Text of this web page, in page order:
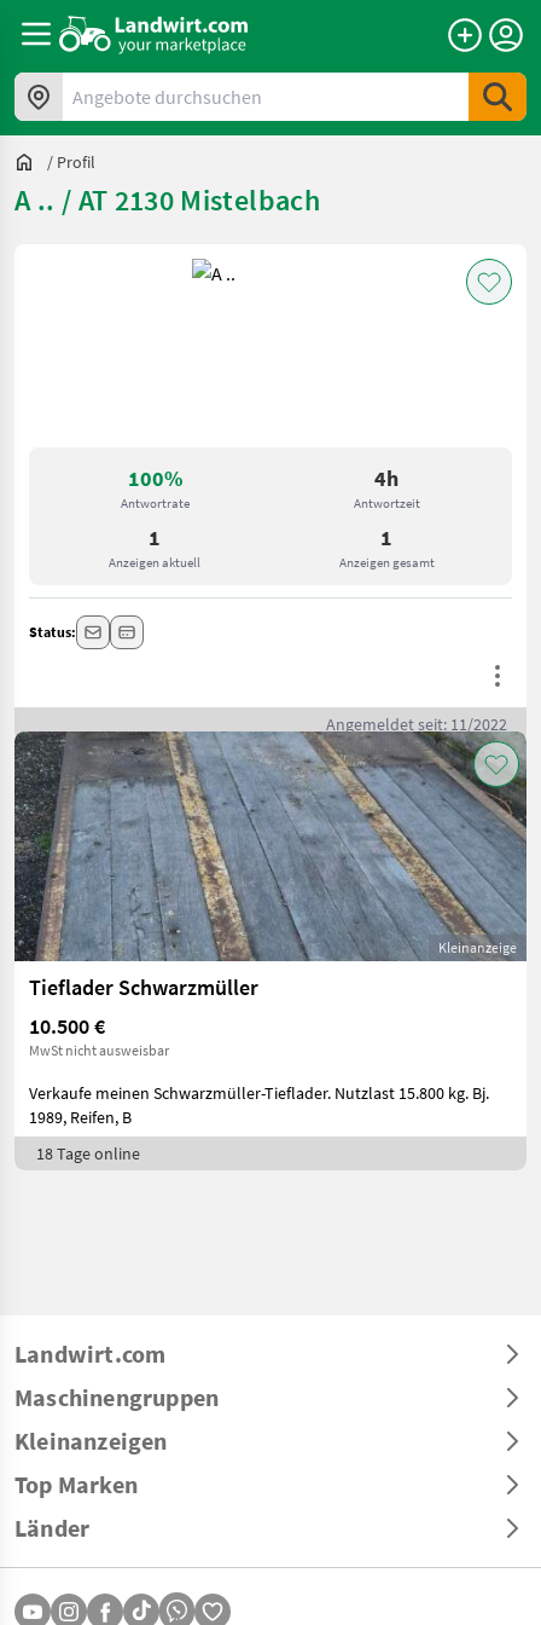
Angebote durchsuchen
/ Profil
A .. / AT 2130 Mistelbach
100%
Antwortrate
4h
Antwortzeit
1
Anzeigen aktuell
1
Anzeigen gesamt
Status:
Angemeldet seit: 11/2022
Kleinanzeige
Tieflader Schwarzmüller
10.500 €
MwSt nicht ausweisbar
Verkaufe meinen Schwarzmüller-Tieflader. Nutzlast 15.800 kg. Bj.
1989, Reifen, B
18 Tage online
Landwirt.com
Maschinengruppen
Kleinanzeigen
Top Marken
Länder